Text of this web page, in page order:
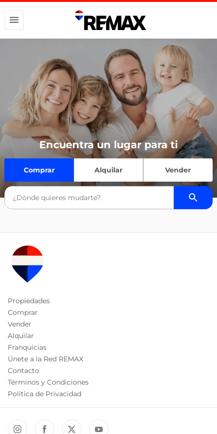
Encuentra un lugar para ti
Comprar Alquilar Vender
Propiedades
Comprar
Vender
Alquilar
Franquicias
Únete a la Red REMAX
Contacto
Términos y Condiciones
Política de Privacidad